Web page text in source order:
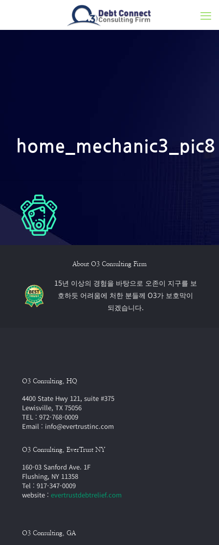
home_mechanic3_pic8
About O3 Consulting Firm
15년 이상의 경험을 바탕으로 오존이 지구를 보
호하듯 어려움에 처한 분들께 O3가 보호막이
되겠습니다.
O3 Consulting, HQ
4400 State Hwy 121, suite #375
Lewisville, TX 75056
TEL : 972-768-0009
Email : info@evertrustinc.com
O3 Consulting, EverTrust NY
160-03 Sanford Ave. 1F
Flushing, NY 11358
Tel : 917-347-0009
website : evertrustdebtrelief.com
O3 Consulting, GA